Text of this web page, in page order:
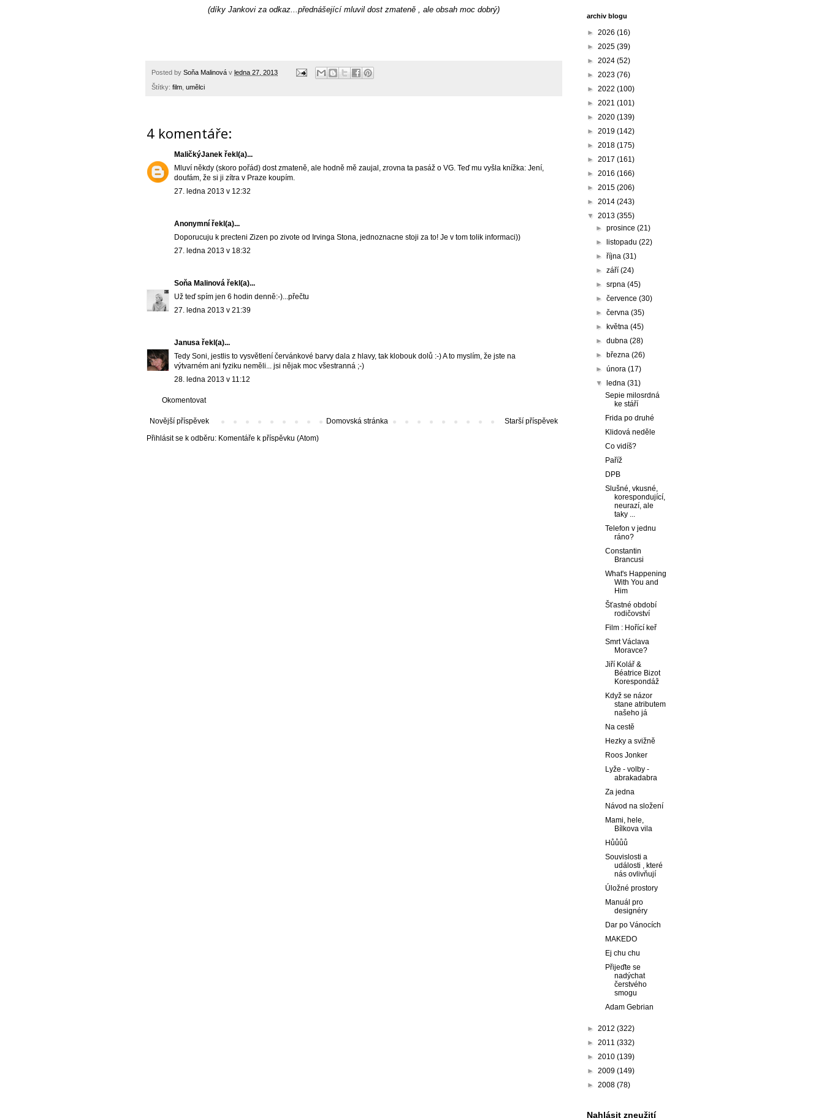
(díky Jankovi za odkaz...přednášející mluvil dost zmateně , ale obsah moc dobrý)
Posted by Soňa Malinová v ledna 27, 2013
Štítky: film umělci
4 komentáře:
MaličkýJanek řekl(a)...
Mluví někdy (skoro pořád) dost zmateně, ale hodně mě zaujal, zrovna ta pasáž o VG. Teď mu vyšla knížka: Jení,
doufám, že si ji zítra v Praze koupím.
27. ledna 2013 v 12:32
Anonymní řekl(a)...
Doporucuju k precteni Zizen po zivote od Irvinga Stona, jednoznacne stoji za to! Je v tom tolik informaci))
27. ledna 2013 v 18:32
Soňa Malinová řekl(a)...
Už teď spím jen 6 hodin denně:-)...přečtu
27. ledna 2013 v 21:39
Janusa řekl(a)...
Tedy Soni, jestlis to vysvětlení červánkové barvy dala z hlavy, tak klobouk dolů :-) A to myslím, že jste na
výtvarném ani fyziku neměli... jsi nějak moc všestranná ;-)
28. ledna 2013 v 11:12
Okomentovat
Novější příspěvek Starší příspěvek
Domovská stránka
Přihlásit se k odběru: Komentáře k příspěvku (Atom)
archiv blogu
► 2026 (16)
► 2025 (39)
► 2024 (52)
► 2023 (76)
► 2022 (100)
► 2021 (101)
► 2020 (139)
► 2019 (142)
► 2018 (175)
► 2017 (161)
► 2016 (166)
► 2015 (206)
► 2014 (243)
▼ 2013 (355)
►prosince(21)
►
listopadu(22)
►října(31)
►září(24)
►srpna(45)
►července(30)
►června(35)
► května(45)
►dubna(28)
► března(26)
►února(17)
▼
ledna(31)
Sepie milosrdná
ke stáří
Frida po druhé
Klidová neděle
Co vidíš?
Paříž
DPB
Slušné, vkusné,
korespondující,
neurazí, ale
taky ...
Telefon v jednu
ráno?
Constantin
Brancusi
What's Happening
With You and
Him
Šťastné období
rodičovství
Film : Hořící keř
Smrt Václava
Moravce?
Jiří Kolář &
Béatrice Bizot
Korespondáž
Když se názor
stane atributem
našeho já
Na cestě
Hezky a svižně
Roos Jonker
Lyže - volby -
abrakadabra
Za jedna
Návod na složení
Mami, hele,
Bílkova vila
Hůůůů
Souvislosti a
události , které
nás ovlivňují
Úložné prostory
Manuál pro
designéry
Dar po Vánocích
MAKEDO
Ej chu chu
Přijeďte se
nadýchat
čerstvého
smogu
Adam Gebrian
► 2012 (322)
► 2011 (332)
► 2010 (139)
► 2009 (149)
► 2008 (78)
Nahlásit zneužití